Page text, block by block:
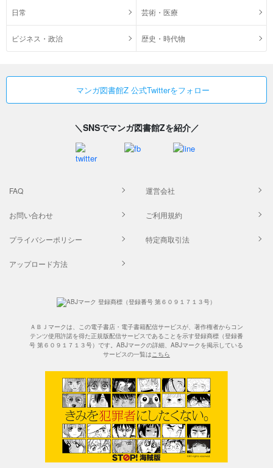
日常 芸術・医療
ビジネス・政治 歴史・時代物
マンガ図書館Z 公式Twitterをフォロー
＼SNSでマンガ図書館Zを紹介／
FAQ 運営会社
お問い合わせ ご利用規約
プライバシーポリシー 特定商取引法
アップロード方法
ＡＢＪマークは、この電子書店・電子書籍配信サービスが、著作権者からコン
テンツ使用許諾を得た正規版配信サービスであることを示す登録商標（登録番
号 第６０９１７１３号）です。ABJマークの詳細、ABJマークを掲示している
サービスの一覧はこちら